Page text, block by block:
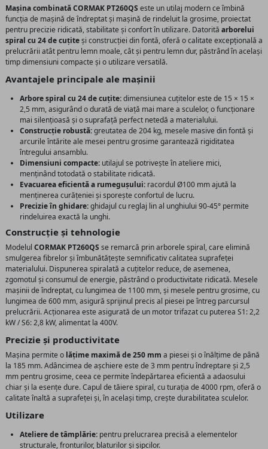
Mașina combinată CORMAK PT260QS este un utilaj modern ce îmbină
funcția de mașină de îndreptat și mașină de rindeluit la grosime, proiectat
pentru precizie ridicată, stabilitate și confort în utilizare. Datorită arborelui
spiral cu 24 de cuțiteși construcției din fontă, oferă o calitate excepțională a
prelucrării atât pentru lemn moale, cât și pentru lemn dur, păstrând în același
timp dimensiuni compacte și o utilizare versatilă.
Avantajele principale ale mașinii
Arbore spiral cu 24 de cuțite:dimensiunea cuțitelor este de 15 × 15 ×
2,5 mm, asigurând o durată de viață mai mare a sculelor, o funcționare
mai silențioasă și o suprafață perfect netedă a materialului.
Construcție robustă:greutatea de 204 kg, mesele masive din fontă și
arcurile întărite ale mesei pentru grosime garantează rigiditatea
întregului ansamblu.
Dimensiuni compacte: utilajul se potrivește în ateliere mici,
menținând totodată o stabilitate ridicată.
Evacuarea eficientă a rumegușului: racordul Ø100 mm ajută la
menținerea curățeniei și sporește confortul de lucru.
Precizie în ghidare:ghidajul cu reglaj lin al unghiului 90-45° permite
rindeluirea exactă la unghi.
Construcție și tehnologie
Modelul CORMAK PT260QS se remarcă prin arborele spiral, care elimină
smulgerea fibrelor și îmbunătățește semnificativ calitatea suprafeței
materialului. Dispunerea spiralată a cuțitelor reduce, de asemenea,
zgomotul și consumul de energie, păstrând o productivitate ridicată. Mesele
mașinii de îndreptat, cu lungimea de 1100 mm, și mesele pentru grosime, cu
lungimea de 600 mm, asigură sprijinul precis al piesei pe întreg parcursul
prelucrării. Acționarea este asigurată de un motor trifazat cu puterea S1: 2,2
kW / S6: 2,8 kW, alimentat la 400V.
Precizie și productivitate
Mașina permite o lățime maximă de 250 mm a piesei și o înălțime de până
la 185 mm. Adâncimea de așchiere este de 3 mm pentru îndreptare și 2,5
mm pentru grosime, ceea ce permite îndepărtarea eficientă a adaosului
chiar și la esențe dure. Capul de tăiere spiral, cu turația de 4000 rpm, oferă o
calitate înaltă a suprafeței și, în același timp, crește durabilitatea sculelor.
Utilizare
Ateliere de tâmplărie: pentru prelucrarea precisă a elementelor
structurale, fronturilor, blaturilor și șipcilor.